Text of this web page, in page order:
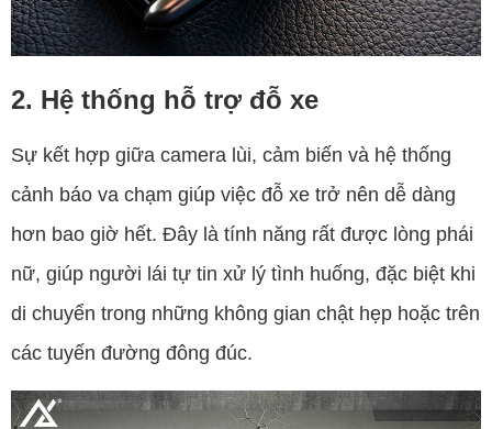
2. Hệ thống hỗ trợ đỗ xe
Sự kết hợp giữa camera lùi, cảm biến và hệ thống
cảnh báo va chạm giúp việc đỗ xe trở nên dễ dàng
hơn bao giờ hết. Đây là tính năng rất được lòng phái
nữ, giúp người lái tự tin xử lý tình huống, đặc biệt khi
di chuyển trong những không gian chật hẹp hoặc trên
các tuyến đường đông đúc.